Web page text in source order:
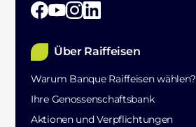
Über Raiffeisen
Warum Banque Raiffeisen wählen?
Ihre Genossenschaftsbank
Aktionen und Verpflichtungen